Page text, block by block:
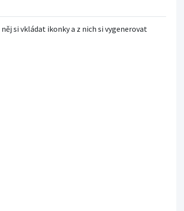
si vkládat ikonky a z nich si vygenerovat